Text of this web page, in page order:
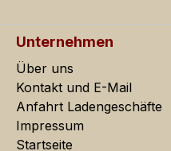
Unternehmen
Über uns
Kontakt und E-Mail
Anfahrt Ladengeschäfte
Impressum
Startseite